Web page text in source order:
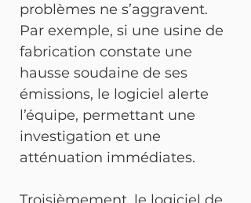
problèmes ne s’aggravent.
Par exemple, si une usine de
fabrication constate une
hausse soudaine de ses
émissions, le logiciel alerte
l’équipe, permettant une
investigation et une
atténuation immédiates.